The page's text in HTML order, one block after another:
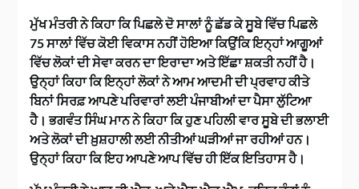
ਮੁੱਖ ਮੰਤਰੀ ਨੇ ਕਿਹਾ ਕਿ ਪਿਛਲੇ ਦੋ ਸਾਲਾਂ ਨੂੰ ਛੱਡ ਕੇ ਸੂਬੇ ਵਿੱਚ ਪਿਛਲੇ
75 ਸਾਲਾਂ ਵਿੱਚ ਕੋਈ ਵਿਕਾਸ ਨਹੀਂ ਹੋਇਆ ਕਿਉਂਕਿ ਇਨ੍ਹਾਂ ਆਗੂਆਂ
ਵਿੱਚ ਲੋਕਾਂ ਦੀ ਸੇਵਾ ਕਰਨ ਦਾ ਇਰਾਦਾ ਅਤੇ ਇੱਛਾ ਸ਼ਕਤੀ ਨਹੀਂ ਹੈ।
ਉਨ੍ਹਾਂ ਕਿਹਾ ਕਿ ਇਨ੍ਹਾਂ ਲੋਕਾਂ ਨੇ ਆਮ ਆਦਮੀ ਦੀ ਪ੍ਰਵਾਹ ਕੀਤੇ
ਬਿਨਾਂ ਸਿਰਫ਼ ਆਪਣੇ ਪਰਿਵਾਰਾਂ ਲਈ ਪੰਜਾਬੀਆਂ ਦਾ ਪੈਸਾ ਲੁੱਟਿਆ
ਹੈ। ਭਗਵੰਤ ਸਿੰਘ ਮਾਨ ਨੇ ਕਿਹਾ ਕਿ ਹੁਣ ਪਹਿਲੀ ਵਾਰ ਸੂਬੇ ਦੀ ਭਲਾਈ
ਅਤੇ ਲੋਕਾਂ ਦੀ ਖ਼ੁਸ਼ਹਾਲੀ ਲਈ ਨੀਤੀਆਂ ਘੜੀਆਂ ਜਾ ਰਹੀਆਂ ਹਨ।
ਉਨ੍ਹਾਂ ਕਿਹਾ ਕਿ ਇਹ ਆਪਣੇ ਆਪ ਵਿੱਚ ਹੀ ਇੱਕ ਇਤਿਹਾਸ ਹੈ।